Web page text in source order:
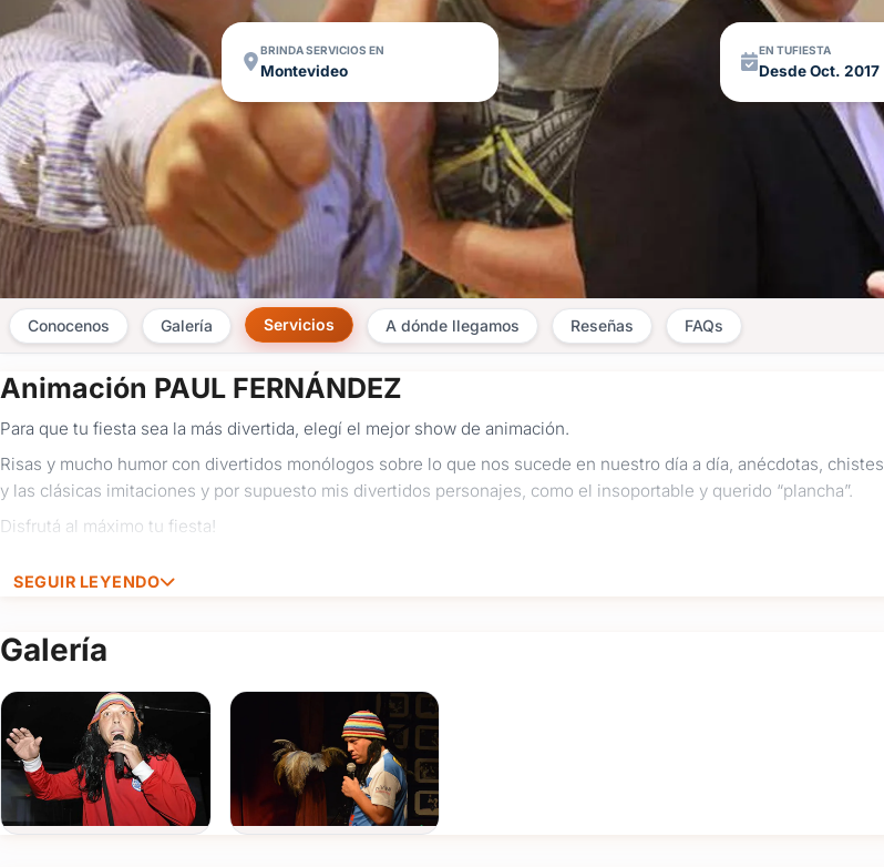
BRINDA SERVICIOS EN
Montevideo
EN TUFIESTA
Desde Oct. 2017
Conocenos Galería Servicios A dónde llegamos Reseñas FAQs
Animación PAUL FERNÁNDEZ
Para que tu fiesta sea la más divertida, elegí el mejor show de animación.
Risas y mucho humor con divertidos monólogos sobre lo que nos sucede en nuestro día a día, anécdotas, chistes,
y las clásicas imitaciones y por supuesto mis divertidos personajes, como el insoportable y querido “plancha”.
Disfrutá al máximo tu fiesta!
SEGUIR LEYENDO
Galería